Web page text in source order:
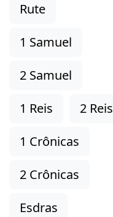
Rute
1 Samuel
2 Samuel
1 Reis
2 Reis
1 Crônicas
2 Crônicas
Esdras